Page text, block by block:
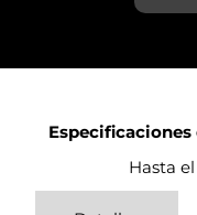
Hasta